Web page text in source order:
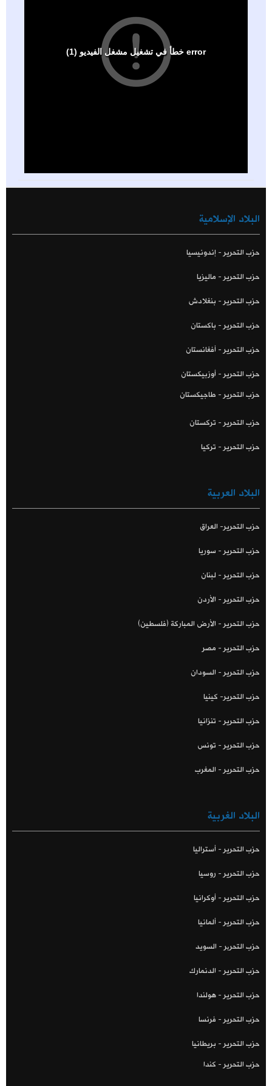
البلاد الإسلامية
حزب التحرير - إندونيسيا
حزب التحرير - ماليزيا
حزب التحرير - بنغلادش
حزب التحرير - باكستان
حزب التحرير - أفغانستان
حزب التحرير - أوزبيكستان
حزب التحرير - طاجيكستان
حزب التحرير - تركستان
حزب التحرير - تركيا
البلاد العربية
حزب التحرير- العراق
حزب التحرير - سوريا
حزب التحرير - لبنان
حزب التحرير - الأردن
حزب التحرير - الأرض المباركة (فلسطين)
حزب التحرير - مصر
حزب التحرير - السودان
حزب التحرير- كينيا
حزب التحرير - تنزانيا
حزب التحرير - تونس
حزب التحرير - المغرب
البلاد الغربية
حزب التحرير - أستراليا
حزب التحرير - روسيا
حزب التحرير - أوكرانيا
حزب التحرير - ألمانيا
حزب التحریر - السويد
حزب التحرير - الدنمارك
حزب التحرير - هولندا
حزب التحرير - فرنسا
حزب التحرير - بريطانيا
حزب التحرير - كندا